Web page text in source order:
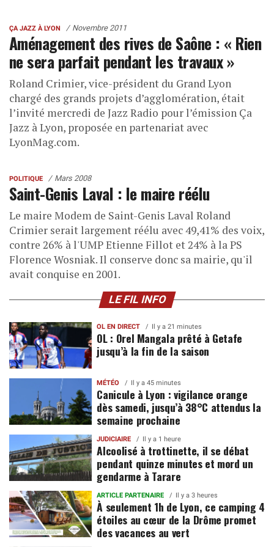
ÇA JAZZ À LYON Novembre 2011
Aménagement des rives de Saône : « Rien
ne sera parfait pendant les travaux »
Roland Crimier, vice-président du Grand Lyon
chargé des grands projets d’agglomération, était
l’invité mercredi de Jazz Radio pour l’émission Ça
Jazz à Lyon, proposée en partenariat avec
LyonMag.com.
POLITIQUE Mars 2008
Saint-Genis Laval : le maire réélu
Le maire Modem de Saint-Genis Laval Roland
Crimier serait largement réélu avec 49,41% des voix,
contre 26% à l'UMP Etienne Fillot et 24% à la PS
Florence Wosniak. Il conserve donc sa mairie, qu'il
avait conquise en 2001.
LE FIL INFO
OL EN DIRECT Il y a 21 minutes
OL : Orel Mangala prêté à Getafe
jusqu’à la fin de la saison
MÉTÉO Il y a 45 minutes
Canicule à Lyon : vigilance orange
dès samedi, jusqu’à 38°C attendus la
semaine prochaine
JUDICIAIRE Il y a 1 heure
Alcoolisé à trottinette, il se débat
pendant quinze minutes et mord un
gendarme à Tarare
ARTICLE PARTENAIRE Il y a 3 heures
À seulement 1h de Lyon, ce camping 4
étoiles au cœur de la Drôme promet
des vacances au vert